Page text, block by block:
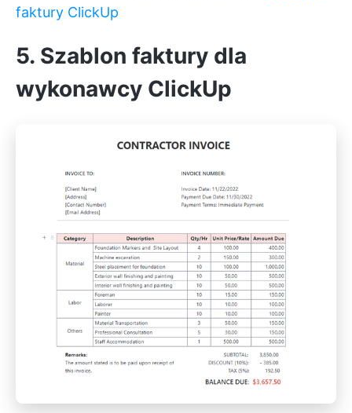
faktury ClickUp
5. Szablon faktury dla
wykonawcy ClickUp